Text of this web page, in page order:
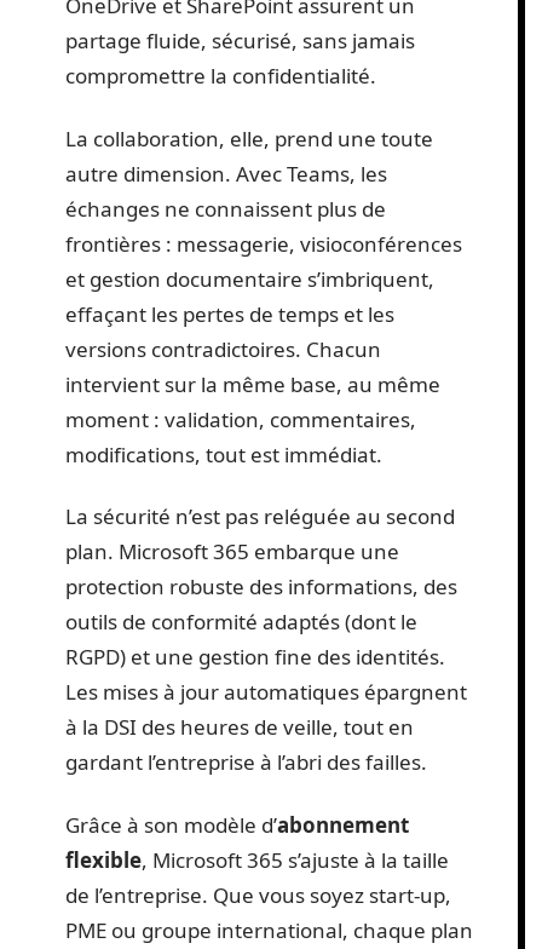
partage fluide, sécurisé, sans jamais
compromettre la confidentialité.
La collaboration, elle, prend une toute
autre dimension. Avec Teams, les
échanges ne connaissent plus de
frontières : messagerie, visioconférences
et gestion documentaire s’imbriquent,
effaçant les pertes de temps et les
versions contradictoires. Chacun
intervient sur la même base, au même
moment : validation, commentaires,
modifications, tout est immédiat.
La sécurité n’est pas reléguée au second
plan. Microsoft 365 embarque une
protection robuste des informations, des
outils de conformité adaptés (dont le
RGPD) et une gestion fine des identités.
Les mises à jour automatiques épargnent
à la DSI des heures de veille, tout en
gardant l’entreprise à l’abri des failles.
Grâce à son modèle d’abonnement
flexible, Microsoft 365 s’ajuste à la taille
de l’entreprise. Que vous soyez start-up,
PME ou groupe international, chaque plan